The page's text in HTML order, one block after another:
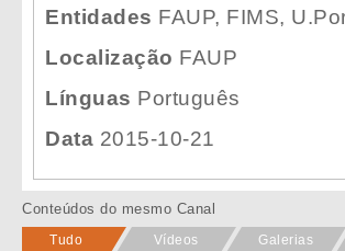
Entidades FAUP, FIMS,
Localização FAUP
Línguas Português
Data 2015-10-21
Conteúdos do mesmo Canal
Tudo Vídeos Galerias